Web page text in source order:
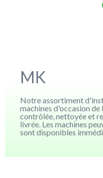
MK
Notre assortiment
machines d'occasion
contrôlée, nettoyée et
livrée. Les machines
sont disponibles